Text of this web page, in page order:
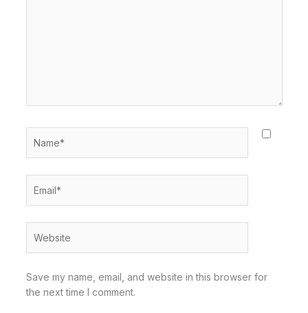
Save my name, email, and website in this browser for
the next time I comment.